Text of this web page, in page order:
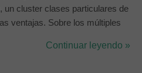
un cluster clases particulares de
ventajas. Sobre los múltiples
En esta ocasión querem...
Continuar leyendo »